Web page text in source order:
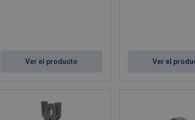
Ver el producto Ver el